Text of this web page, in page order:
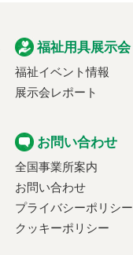
福祉用具展示会
福祉イベント情報
展示会レポート
お問い合わせ
全国事業所案内
お問い合わせ
プライバシーポリシー
クッキーポリシー